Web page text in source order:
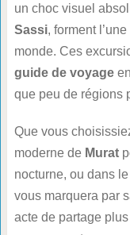
un choc visuel
Sassi, forment
monde. Ces
guide de voyage
que peu de régions
Que vous
moderne de Murat
nocturne, ou dans
vous marquera par
acte de partage